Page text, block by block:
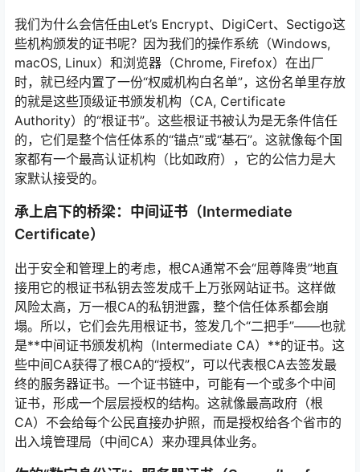
我们为什么会信任由Let’s Encrypt、DigiCert、Sectigo这
些机构颁发的证书呢？因为我们的操作系统（Windows,
macOS, Linux）和浏览器（Chrome, Firefox）在出厂
时，就已经内置了一份“权威机构白名单”，这份名单里存放
的就是这些顶级证书颁发机构（CA, Certificate
Authority）的“根证书”。这些根证书被认为是无条件信任
的，它们是整个信任体系的“锚点”或“基石”。这就像每个国
家都有一个最高认证机构（比如政府），它的公信力是大
家默认接受的。
承上启下的桥梁：中间证书（Intermediate
Certificate）
出于安全和管理上的考虑，根CA通常不会“屈尊降贵”地直
接用它的根证书私钥去签发成千上万张网站证书。这样做
风险太高，万一根CA的私钥泄露，整个信任体系都会崩
塌。所以，它们会先用根证书，签发几个“二把手”——也就
是**中间证书颁发机构（Intermediate CA）**的证书。这
些中间CA获得了根CA的“授权”，可以代表根CA去签发最
终的服务器证书。一个证书链中，可能有一个或多个中间
证书，形成一个层层授权的结构。这就像最高政府（根
CA）不会给每个公民直接办护照，而是授权给各个省市的
出入境管理局（中间CA）来办理具体业务。